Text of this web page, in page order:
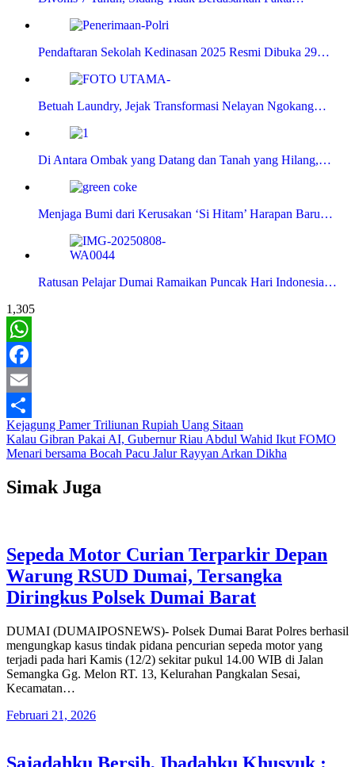
Pendaftaran Sekolah Kedinasan 2025 Resmi Dibuka 29…
Betuah Laundry, Jejak Transformasi Nelayan Ngokang…
Di Antara Ombak yang Datang dan Tanah yang Hilang,…
Menjaga Bumi dari Kerusakan ‘Si Hitam’ Harapan Baru…
Ratusan Pelajar Dumai Ramaikan Puncak Hari Indonesia…
1,305
WhatsApp
Facebook
Email
Share
Navigasi
pos
Kejagung Pamer Triliunan Rupiah Uang Sitaan
Kalau Gibran Pakai AI, Gubernur Riau Abdul Wahid Ikut FOMO
Menari bersama Bocah Pacu Jalur Rayyan Arkan Dikha
Simak Juga
Sepeda Motor Curian Terparkir Depan
Warung RSUD Dumai, Tersangka
Diringkus Polsek Dumai Barat
DUMAI (DUMAIPOSNEWS)- Polsek Dumai Barat Polres berhasil
mengungkap kasus tindak pidana pencurian sepeda motor yang
terjadi pada hari Kamis (12/2) sekitar pukul 14.00 WIB di Jalan
Semangka Gg. Melon RT. 13, Kelurahan Pangkalan Sesai,
Kecamatan…
Februari 21, 2026
Sajadahku Bersih, Ibadahku Khusyuk :